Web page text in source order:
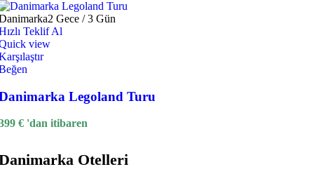
2 Gece / 3 Gün
Teklif Al
view
Legoland Turu
€ 'dan itibaren
Otelleri